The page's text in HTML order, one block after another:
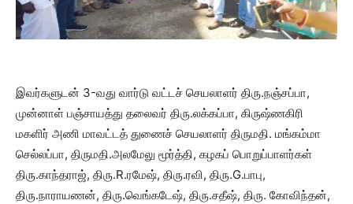
இவர்களுடன் 3-வது வார்டு வட்டச் செயலாளர் திரு.நஞ்சப்பா,
முன்னாள் பஞ்சாயத்து தலைவர் திரு.லக்கப்பா, கிருஷ்ணகிரி
மகளிர் அணி மாவட்டத் துணைச் செயலாளர் திருமதி. மங்கம்மா
செல்லப்பா, திருமதி.அலமேலு மூர்த்தி, கழகப் பொறுப்பாளர்கள்
திரு.காந்தராஜ், திரு.R.ரமேஷ், திரு.ரவி, திரு.G.பாபு,
திரு.நாராயணன், திரு.வெங்கடேஷ், திரு.சதீஷ், திரு. கோவிந்தன்,